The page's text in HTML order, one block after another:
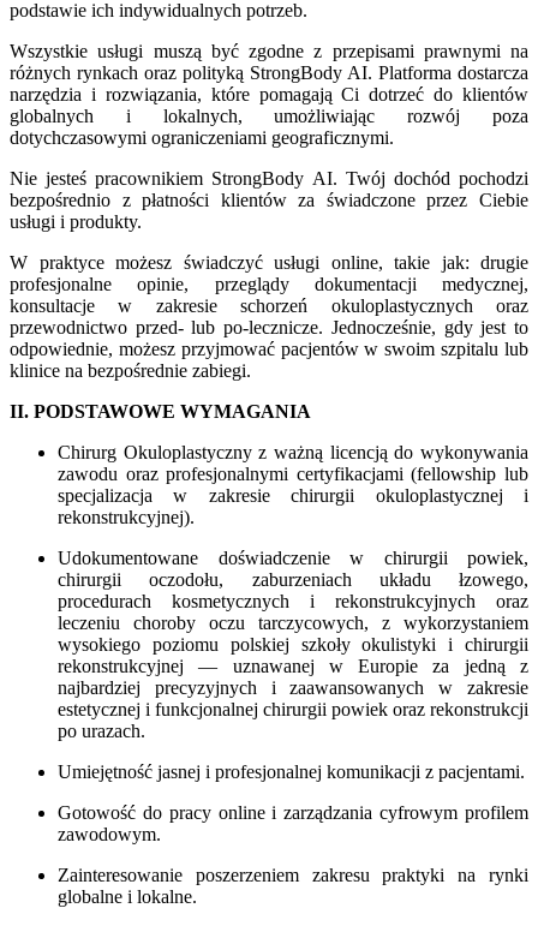
podstawie ich indywidualnych potrzeb.
Wszystkie usługi muszą być zgodne z przepisami prawnymi na
różnych rynkach oraz polityką StrongBody AI. Platforma dostarcza
narzędzia i rozwiązania, które pomagają Ci dotrzeć do klientów
globalnych i lokalnych, umożliwiając rozwój poza
dotychczasowymi ograniczeniami geograficznymi.
Nie jesteś pracownikiem StrongBody AI. Twój dochód pochodzi
bezpośrednio z płatności klientów za świadczone przez Ciebie
usługi i produkty.
W praktyce możesz świadczyć usługi online, takie jak: drugie
profesjonalne opinie, przeglądy dokumentacji medycznej,
konsultacje w zakresie schorzeń okuloplastycznych oraz
przewodnictwo przed- lub po-lecznicze. Jednocześnie, gdy jest to
odpowiednie, możesz przyjmować pacjentów w swoim szpitalu lub
klinice na bezpośrednie zabiegi.
II. PODSTAWOWE WYMAGANIA
Chirurg Okuloplastyczny z ważną licencją do wykonywania
zawodu oraz profesjonalnymi certyfikacjami (fellowship lub
specjalizacja w zakresie chirurgii okuloplastycznej i
rekonstrukcyjnej).
Udokumentowane doświadczenie w chirurgii powiek,
chirurgii oczodołu, zaburzeniach układu łzowego,
procedurach kosmetycznych i rekonstrukcyjnych oraz
leczeniu choroby oczu tarczycowych, z wykorzystaniem
wysokiego poziomu polskiej szkoły okulistyki i chirurgii
rekonstrukcyjnej — uznawanej w Europie za jedną z
najbardziej precyzyjnych i zaawansowanych w zakresie
estetycznej i funkcjonalnej chirurgii powiek oraz rekonstrukcji
po urazach.
Umiejętność jasnej i profesjonalnej komunikacji z pacjentami.
Gotowość do pracy online i zarządzania cyfrowym profilem
zawodowym.
Zainteresowanie poszerzeniem zakresu praktyki na rynki
globalne i lokalne.